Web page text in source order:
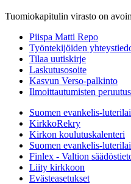
Tuomiokapitulin virasto on
Piispa Matti Repo
Työntekijöiden
Tilaa uutiskirje
Laskutusosoite
Kasvun Verso-palkinto
Ilmoittautumisten
Suomen evankelis-
KirkkoRekry
Kirkon koulutuskalenteri
Suomen evankelis-
Finlex - Valtion
Liity kirkkoon
Evästeasetukset